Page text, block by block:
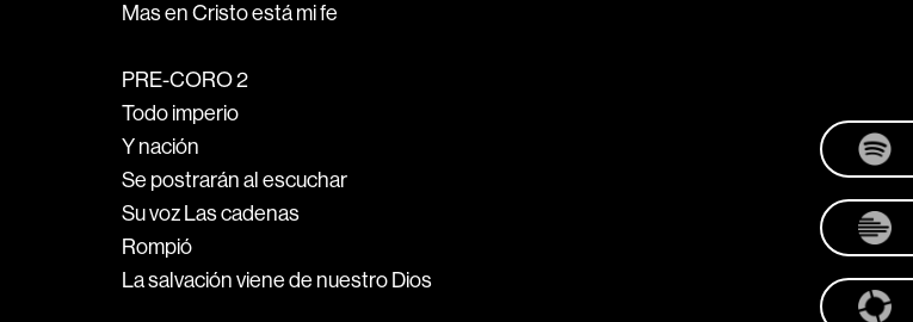
Mas en Cristo está mi fe
PRE-CORO 2
Todo imperio
Y nación
Se postrarán al escuchar
Su voz Las cadenas
Rompió
La salvación viene de nuestro Dios